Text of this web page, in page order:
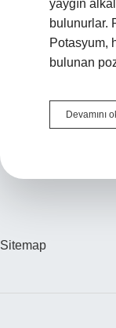
yaygın
bulunurlar.
Potasyum,
bulunan
Devamını
Sitemap